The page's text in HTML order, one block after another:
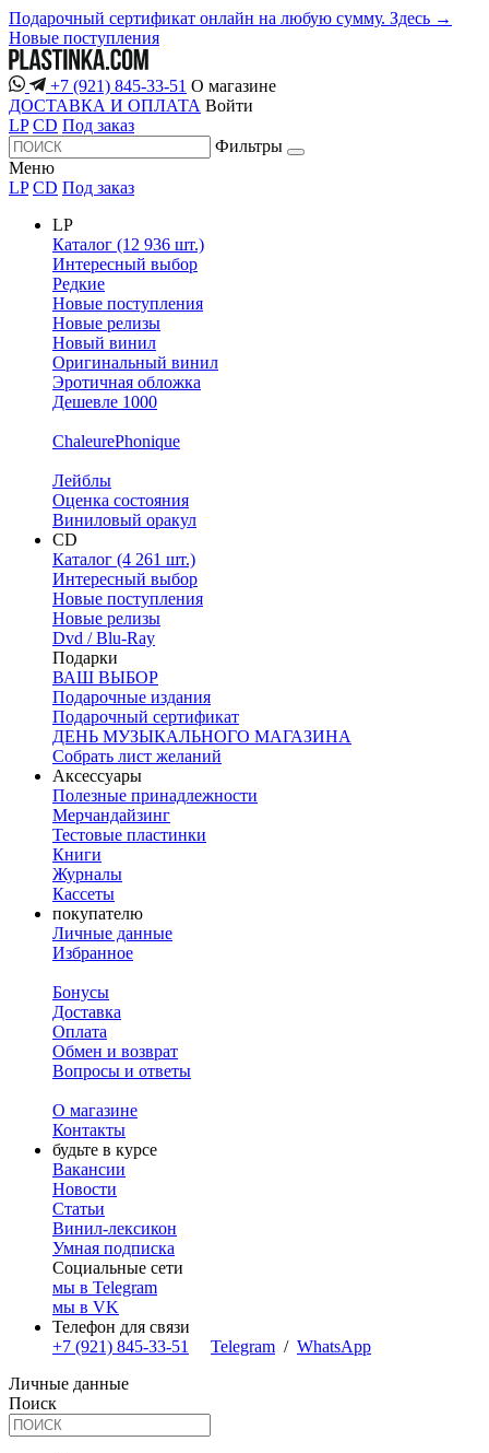
Подарочный сертификат онлайн на любую сумму. Здесь →
Новые поступления
+7 (921) 845-33-51 О магазине
ДОСТАВКА И ОПЛАТА Войти
LP CD Под заказ
Фильтры
Меню
LP CD Под заказ
LP
Каталог (12 936 шт.)
Интересный выбор
Редкие
Новые поступления
Новые релизы
Новый винил
Оригинальный винил
Эротичная обложка
Дешевле 1000
ChaleurePhonique
Лейблы
Оценка состояния
Виниловый оракул
CD
Каталог (4 261 шт.)
Интересный выбор
Новые поступления
Новые релизы
Dvd / Blu-Ray
Подарки
ВАШ ВЫБОР
Подарочные издания
Подарочный сертификат
ДЕНЬ МУЗЫКАЛЬНОГО МАГАЗИНА
Собрать лист желаний
Аксессуары
Полезные принадлежности
Мерчандайзинг
Тестовые пластинки
Книги
Журналы
Кассеты
покупателю
Личные данные
Избранное
Бонусы
Доставка
Оплата
Обмен и возврат
Вопросы и ответы
О магазине
Контакты
будьте в курсе
Вакансии
Новости
Статьи
Винил-лексикон
Умная подписка
Социальные сети
мы в Telegram
мы в VK
Телефон для связи
+7 (921) 845-33-51
Telegram / WhatsApp
Личные данные
Поиск